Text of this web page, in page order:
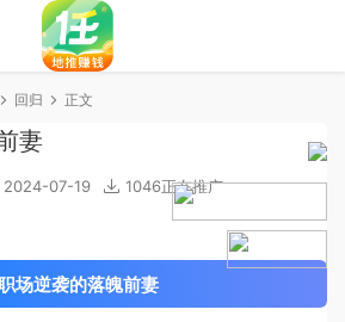
回归 正文
妻
2024-07-19 1046正在推广
2024-05-21上线
场逆袭的落魄前妻